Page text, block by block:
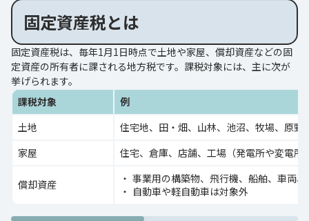
固定資産税とは
固定資産税は、毎年1月1日時点で土地や家屋、償却資産などの固
定資産の所有者に課される地方税です。課税対象には、主に次が
挙げられます。
課税対象
例
土地
住宅地、田・畑、山林、池沼、牧場、原野
家屋
住宅、倉庫、店舗、工場（発電所や変電所
償却資産
事業用の構築物、飛行機、船舶、車両
自動車や軽自動車は対象外